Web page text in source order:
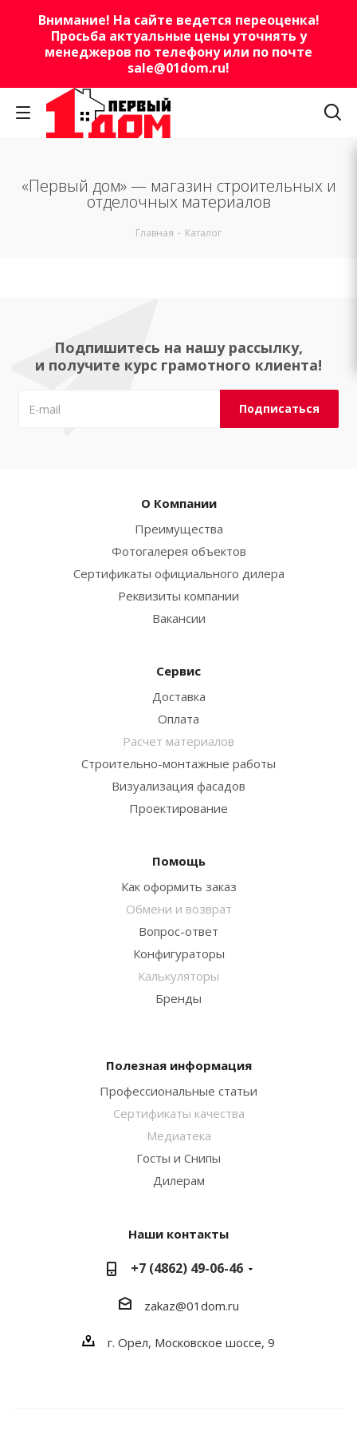
Внимание! На сайте ведется переоценка!
Просьба актуальные цены уточнять у
менеджеров по телефону или по почте
sale@01dom.ru!
«Первый дом» — магазин строительных и
отделочных материалов
Главная - Каталог
Подпишитесь на нашу рассылку,
и получите курс грамотного клиента!
О Компании
Преимущества
Фотогалерея объектов
Сертификаты официального дилера
Реквизиты компании
Вакансии
Сервис
Доставка
Оплата
Расчет материалов
Строительно-монтажные работы
Визуализация фасадов
Проектирование
Помощь
Как оформить заказ
Обмени и возврат
Вопрос-ответ
Конфигураторы
Калькуляторы
Бренды
Полезная информация
Профессиональные статьи
Сертификаты качества
Медиатека
Госты и Снипы
Дилерам
Наши контакты
+7 (4862) 49-06-46
zakaz@01dom.ru
г. Орел, Московское шоссе, 9